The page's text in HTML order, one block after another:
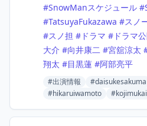
#SnowManスケジュール #
#TatsuyaFukazawa #スノ
#スノ担 # ドラマ # ドラマ
大介 #向井康二 #宮舘涼太
翔太 #目黒蓮 #阿部亮平
#出演情報 #daisukesakuma
#hikaruiwamoto
#kojimukai